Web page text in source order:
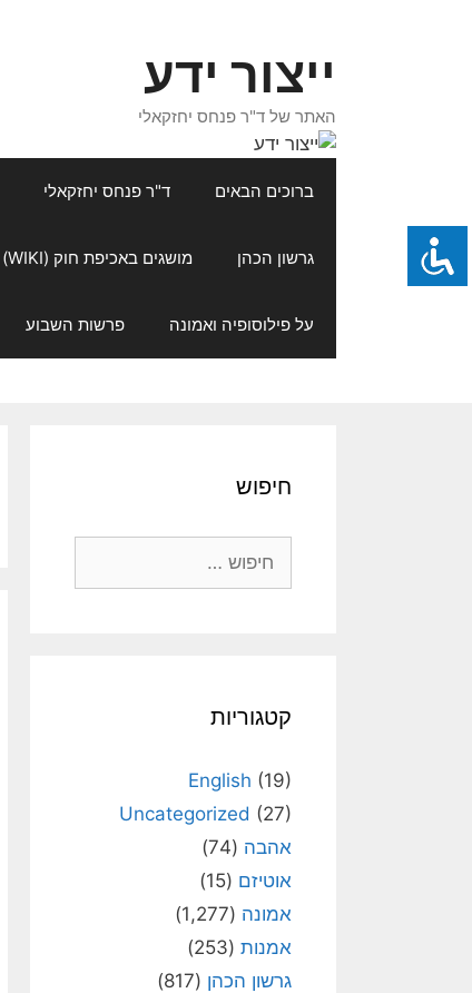
ייצור ידע
האתר של ד"ר פנחס יחזקאלי
ברוכים הבאים ד"ר פנחס יחזקאלי
גרשון הכהן מושגים באכיפת חוק (WIKI)
על פילוסופיה ואמונה פרשות השבוע
חיפוש
קטגוריות
English (19)
Uncategorized (27)
אהבה (74)
אוטיזם (15)
אמונה (1,277)
אמנות (253)
גרשון הכהן (817)